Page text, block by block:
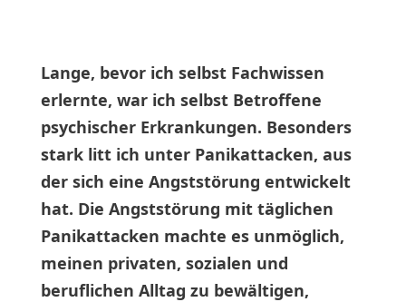
Lange, bevor ich selbst Fachwissen
erlernte, war ich selbst Betroffene
psychischer Erkrankungen. Besonders
stark litt ich unter Panikattacken, aus
der sich eine Angststörung entwickelt
hat. Die Angststörung mit täglichen
Panikattacken machte es unmöglich,
meinen privaten, sozialen und
beruflichen Alltag zu bewältigen,